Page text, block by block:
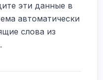
эти данные в
автоматически
слова из